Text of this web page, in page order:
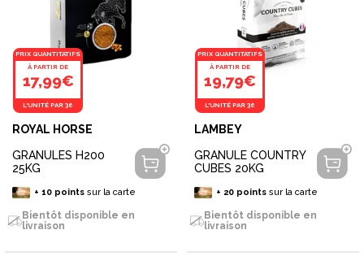
PRIX QUANTITATIFS
À PARTIR DE
17,99€
L'UNITÉ PAR 36
ROYAL HORSE
GRANULES H200
25KG
+ 10pointssur la carte
Bientôt disponible en
livraison
PRIX QUANTITATIFS
À PARTIR DE
19,79€
L'UNITÉ PAR 36
LAMBEY
GRANULE COUNTRY
CUBES 20KG
+ 20pointssur la carte
Bientôt disponible en
livraison